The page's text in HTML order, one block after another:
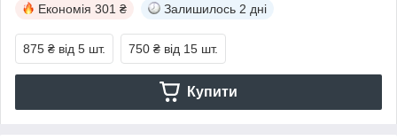
Економія 301 ₴ Залишилось 2 дні
875 ₴ від 5 шт. 750 ₴ від 15 шт.
Купити